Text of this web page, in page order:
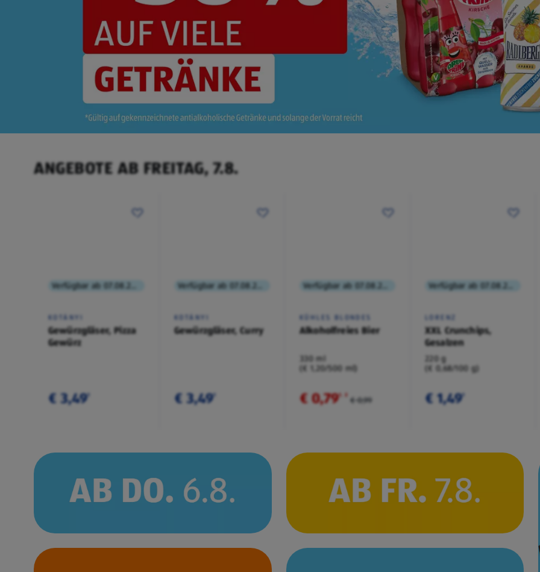
ANGEBOTE AB FREITAG, 7.8.
KOTÁNYI
Gewürzgläser, Pizza
Gewürz
€ 3,49¹
KOTÁNYI
Gewürzgläser, Curry
€ 3,49¹
KÜHLES BLONDES
Alkoholfreies Bier
330 ml
(€ 1,20/500 ml)
€ 0,79¹ ² € 0,99
LORENZ
XXL Crunchips,
Gesalzen
220 g
(€ 0,68/100 g)
€ 1,49¹